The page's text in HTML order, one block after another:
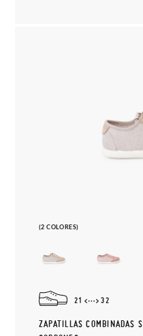
(2 COLORES)
21 32
ZAPATILLAS COMBINADAS